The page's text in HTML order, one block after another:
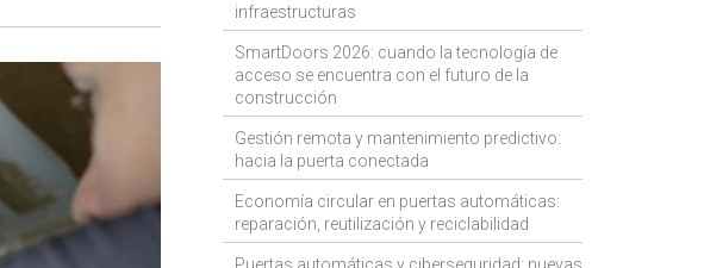
infraestructuras
SmartDoors 2026: cuando la tecnología de
acceso se encuentra con el futuro de la
construcción
Gestión remota y mantenimiento predictivo:
hacia la puerta conectada
Economía circular en puertas automáticas:
reparación, reutilización y reciclabilidad